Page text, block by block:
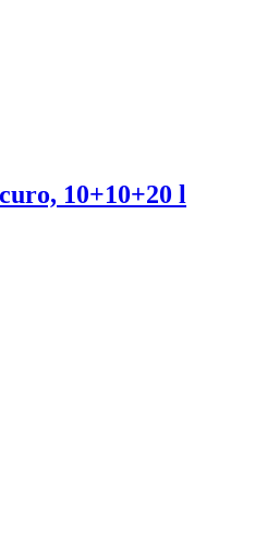
10+10+20 l